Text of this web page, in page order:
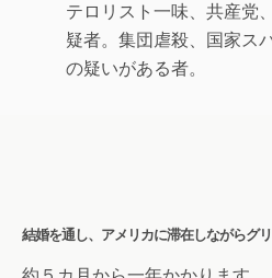
テロリスト一味、共産党
疑者。集団虐殺、国家ス
の疑いがある者。
結婚を通し、アメリカに滞在しながらグ